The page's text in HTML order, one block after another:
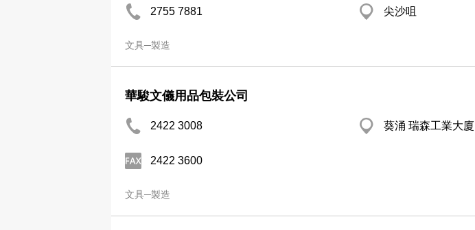
2755 7881 尖沙咀
文具─製造
華駿文儀用品包裝公司
2422 3008 葵涌 瑞森工業大廈
2422 3600
文具─製造